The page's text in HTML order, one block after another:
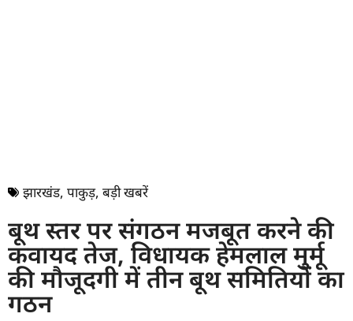
झारखंड, पाकुड़, बड़ी खबरें
बूथ स्तर पर संगठन मजबूत करने की
कवायद तेज, विधायक हेमलाल मुर्मू
की मौजूदगी में तीन बूथ समितियों का
गठन